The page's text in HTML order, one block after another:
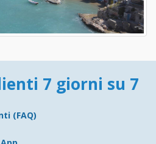
7 giorni su 7
(FAQ)